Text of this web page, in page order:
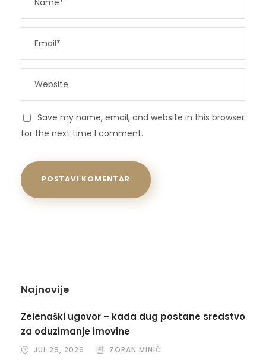
Save my name, email, and website in this browser
for the next time I comment.
Najnovije
Zelenaški ugovor – kada dug postane sredstvo
za oduzimanje imovine
JUL 29, 2026 ZORAN MINIĆ